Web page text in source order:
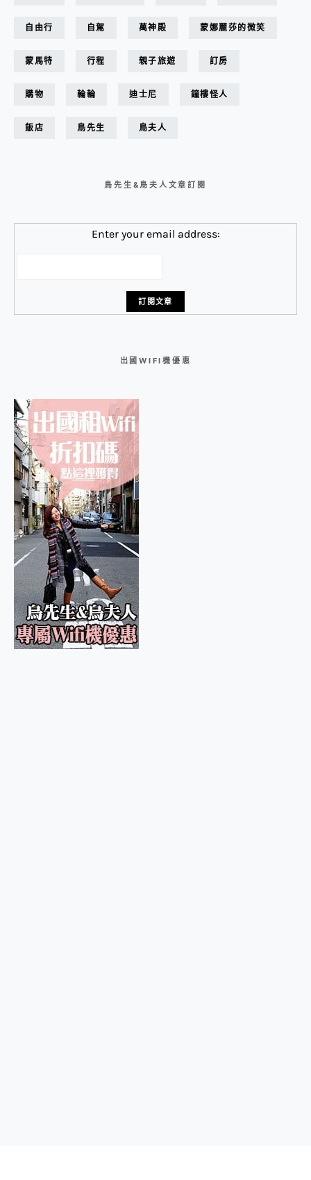
自由行 自駕 萬神殿 蒙娜麗莎的微笑
蒙馬特 行程 親子旅遊 訂房
購物 輪輪 迪士尼 鐘樓怪人
飯店 鳥先生 鳥夫人
鳥先生&鳥夫人文章訂閱
Enter your email address:
出國WIFI機優惠